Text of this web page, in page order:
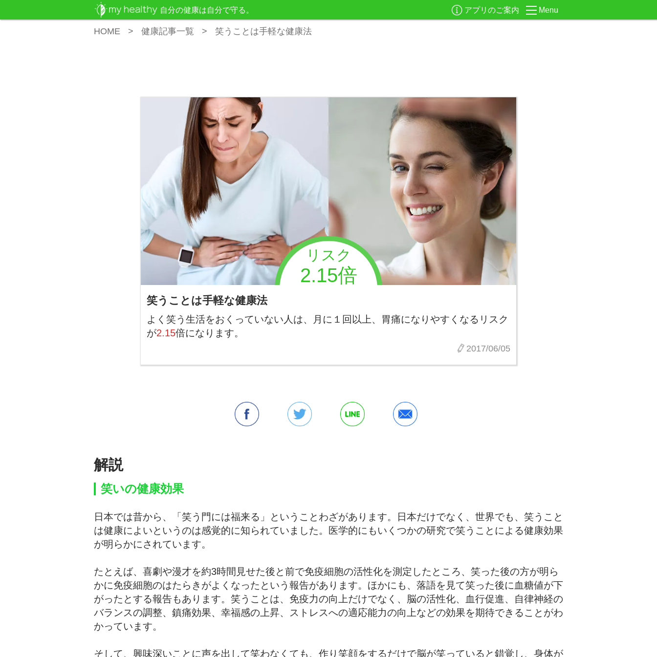
HOME 健康記事一覧 笑うことは手軽な健康法
リスク
2.15倍
笑うことは手軽な健康法
よく笑う生活をおくっていない人は、月に１回以上、胃痛になりやすくなるリスク
が2.15倍になります。
2017/06/05
解説
笑いの健康効果
日本では昔から、「笑う門には福来る」ということわざがあります。日本だけでなく、世界でも、笑うこと
は健康によいというのは感覚的に知られていました。医学的にもいくつかの研究で笑うことによる健康効果
が明らかにされています。
たとえば、喜劇や漫才を約3時間見せた後と前で免疫細胞の活性化を測定したところ、笑った後の方が明ら
かに免疫細胞のはたらきがよくなったという報告があります。ほかにも、落語を見て笑った後に血糖値が下
がったとする報告もあります。笑うことは、免疫力の向上だけでなく、脳の活性化、血行促進、自律神経の
バランスの調整、鎮痛効果、幸福感の上昇、ストレスへの適応能力の向上などの効果を期待できることがわ
かっています。
そして、興味深いことに声を出して笑わなくても、作り笑顔をするだけで脳が笑っていると錯覚し、身体が
自分の健康は自分で守る。 アプリのご案内 Menu